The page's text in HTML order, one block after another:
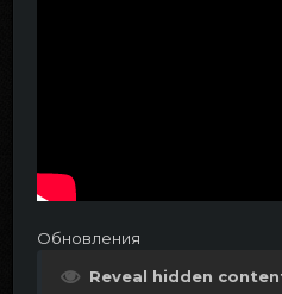
Обновления
Reveal hidden